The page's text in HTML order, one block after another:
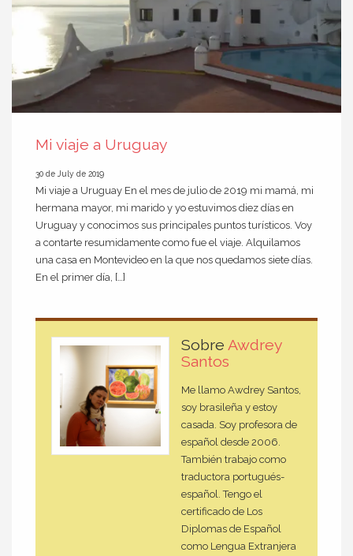
Mi viaje a Uruguay
30 de July de 2019
Mi viaje a Uruguay En el mes de julio de 2019 mi mamá, mi
hermana mayor, mi marido y yo estuvimos diez días en
Uruguay y conocimos sus principales puntos turísticos. Voy
a contarte resumidamente como fue el viaje. Alquilamos
una casa en Montevideo en la que nos quedamos siete días.
En el primer día, […]
Sobre Awdrey
Santos
Me llamo Awdrey Santos,
soy brasileña y estoy
casada. Soy profesora de
español desde 2006.
También trabajo como
traductora portugués-
español. Tengo el
certificado de Los
Diplomas de Español
como Lengua Extranjera